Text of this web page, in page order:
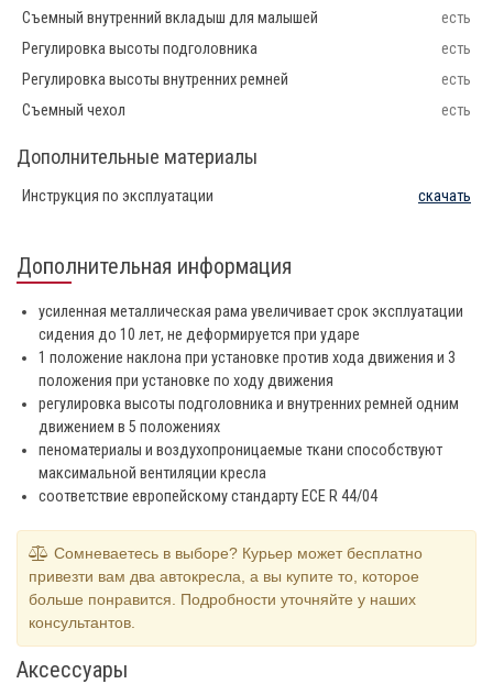
Съемный внутренний вкладыш для малышей
есть
Регулировка высоты подголовника
есть
Регулировка высоты внутренних ремней
есть
Съемный чехол
есть
Дополнительные материалы
Инструкция по эксплуатации скачать
Дополнительная информация
усиленная металлическая рама увеличивает срок эксплуатации
сидения до 10 лет, не деформируется при ударе
1 положение наклона при установке против хода движения и 3
положения при установке по ходу движения
регулировка высоты подголовника и внутренних ремней одним
движением в 5 положениях
пеноматериалы и воздухопроницаемые ткани способствуют
максимальной вентиляции кресла
соответствие европейскому стандарту ECE R 44/04
Сомневаетесь в выборе? Курьер может бесплатно
привезти вам два автокресла, а вы купите то, которое
больше понравится. Подробности уточняйте у наших
консультантов.
Аксессуары